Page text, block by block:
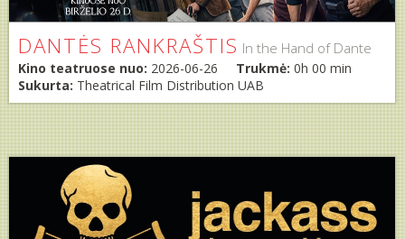
DANTĖS RANKRAŠTIS In the Hand of Dante
Kino teatruose nuo: 2026-06-26 Trukmė: 0h 00 min
Sukurta: Theatrical Film Distribution UAB